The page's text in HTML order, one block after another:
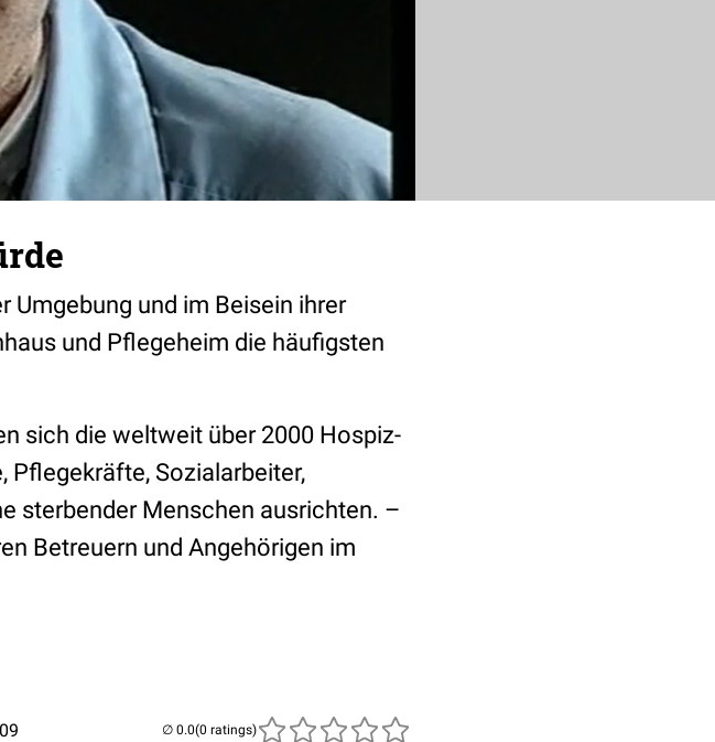
Umgebung und im Beisein ihrer
und Pflegeheim die häufigsten
sich die weltweit über 2000 Hospiz-
Pflegekräfte, Sozialarbeiter,
sterbender Menschen ausrichten. –
Betreuern und Angehörigen im
(0 ratings)